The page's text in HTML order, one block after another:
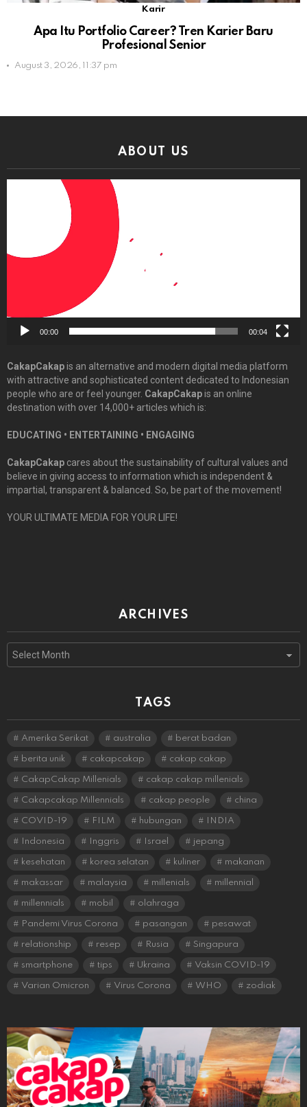
Karir
Apa Itu Portfolio Career? Tren Karier Baru
Profesional Senior
August 3, 2026, 11:37 pm
ABOUT US
00:00 00:04
CakapCakapis an alternative and modern digital media platform
with attractive and sophisticated content dedicated to Indonesian
people who are or feel younger. CakapCakapis an online
destination with over 14,000+ articles which is:
EDUCATING • ENTERTAINING • ENGAGING
CakapCakap cares about the sustainability of cultural values and
believe in giving access to information which is independent &
impartial, transparent & balanced. So, be part of the movement!
YOUR ULTIMATE MEDIA FOR YOUR LIFE!
ARCHIVES
Archives
TAGS
Amerika Serikat australia berat badan
berita unik cakapcakap cakap cakap
CakapCakap Millenials cakap cakap millenials
Cakapcakap Millennials cakap people china
COVID-19 FILM hubungan INDIA
Indonesia Inggris Israel jepang
kesehatan korea selatan kuliner makanan
makassar malaysia millenials millennial
millennials mobil olahraga
Pandemi Virus Corona pasangan pesawat
relationship resep Rusia Singapura
smartphone tips Ukraina Vaksin COVID-19
Varian Omicron Virus Corona WHO zodiak